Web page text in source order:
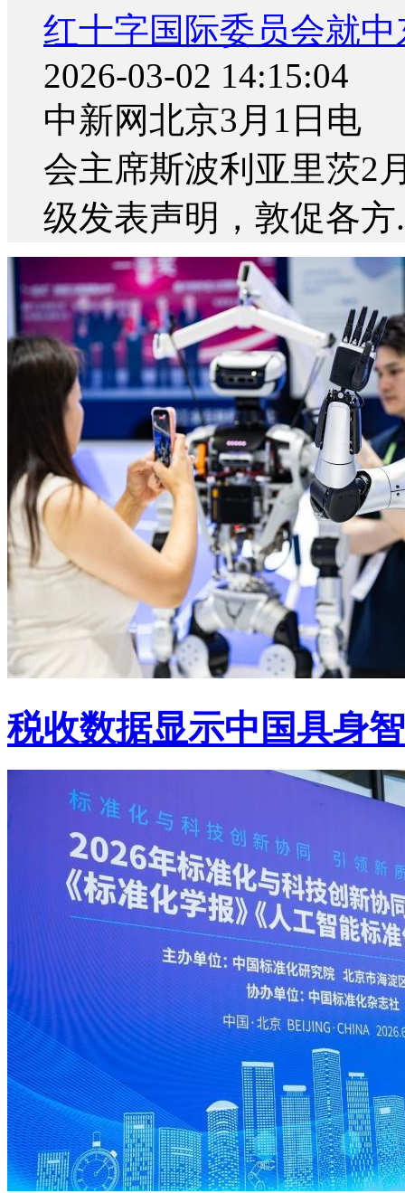
红十字国际委员会就
2026-03-02 14:15:04
中新网北京3月1日电
会主席斯波利亚里茨2
级发表声明，敦促各方
税收数据显示中国具身